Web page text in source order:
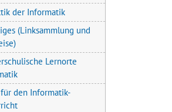
der Informatik
(Linksammlung und
Lernorte
für den Informatik-